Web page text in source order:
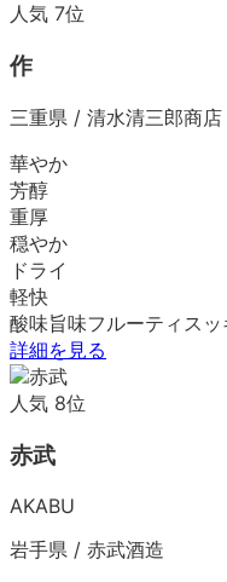
人気 7位
作
三重県 / 清水清三郎商店
華やか
芳醇
重厚
穏やか
ドライ
軽快
酸味旨味フルーティ スッ
詳細を見る
人気 8位
赤武
AKABU
岩手県 / 赤武酒造